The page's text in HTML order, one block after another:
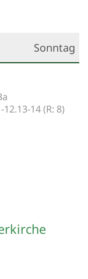
Sonntag
12.13-14 (R: 8)